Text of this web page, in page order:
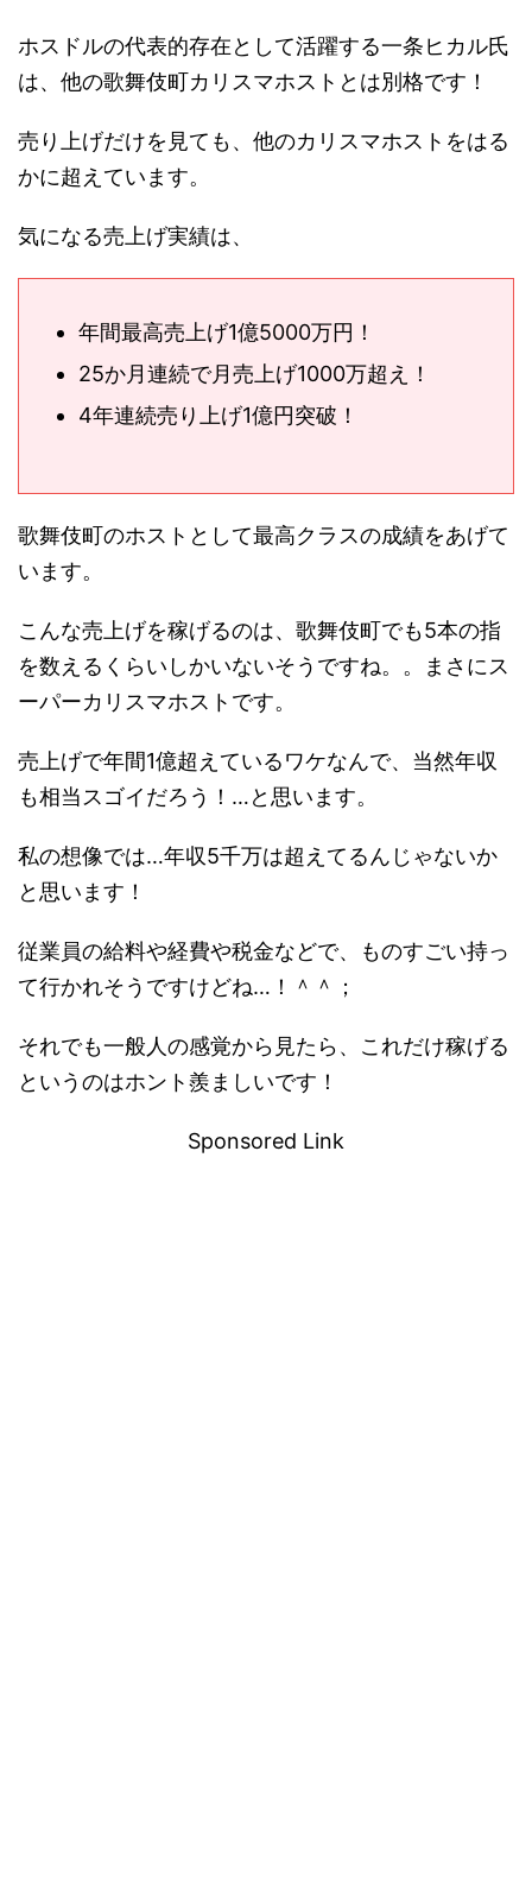
ホスドルの代表的存在として活躍する一条ヒカル氏
は、他の歌舞伎町カリスマホストとは別格です！
売り上げだけを見ても、他のカリスマホストをはる
かに超えています。
気になる売上げ実績は、
年間最高売上げ1億5000万円！
25か月連続で月売上げ1000万超え！
4年連続売り上げ1億円突破！
歌舞伎町のホストとして最高クラスの成績をあげて
います。
こんな売上げを稼げるのは、歌舞伎町でも5本の指
を数えるくらいしかいないそうですね。。まさにス
ーパーカリスマホストです。
売上げで年間1億超えているワケなんで、当然年収
も相当スゴイだろう！…と思います。
私の想像では…年収5千万は超えてるんじゃないか
と思います！
従業員の給料や経費や税金などで、ものすごい持っ
て行かれそうですけどね…！＾＾；
それでも一般人の感覚から見たら、これだけ稼げる
というのはホント羨ましいです！
Sponsored Link